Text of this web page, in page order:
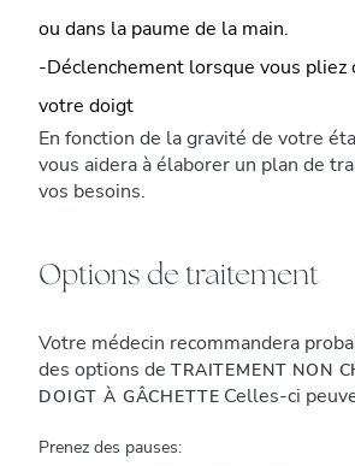
ou dans la paume de la main.
-Déclenchement lorsque vous pliez
votre doigt
En fonction de la gravité de votre
vous aidera à élaborer un plan de
vos besoins.
Options de traitement
Votre médecin recommandera
des options de TRAITEMENT NON
DOIGT À GÂCHETTE Celles-ci
Prenez des pauses: